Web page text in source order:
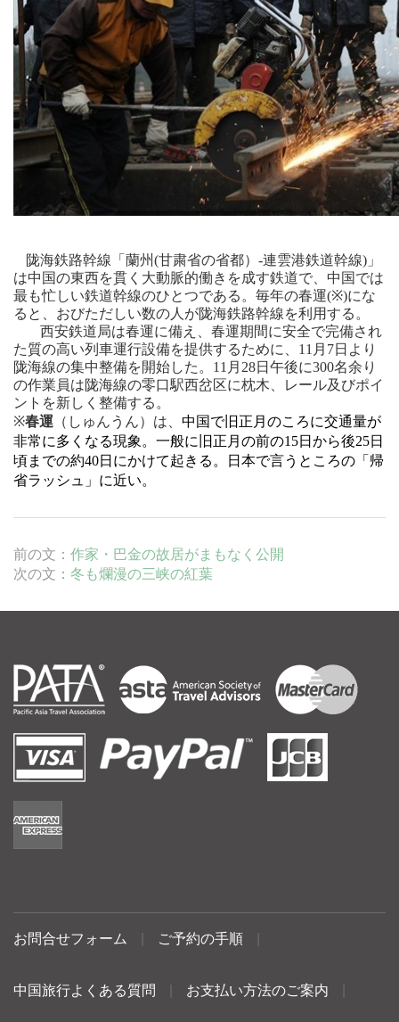
陇海鉄路幹線「 蘭州(甘粛省の省都） -連雲港鉄道幹線) 」
は中国の東西を貫く 大動脈的働きを成す鉄道で、中国では
最も忙しい鉄道幹線のひとつである。毎年の春運(※)にな
ると、おびただしい数の人が陇海鉄路幹線を利用する。
西安鉄道局は春運に備え、春運期間に安全で完備され
た質の高い列車運行設備を提供するために、 11 月 7日より
陇海線の集中整備を開始した。 11 月 28日午後に300名余り
の作業員は陇海線の零口駅西岔区に枕木、レール及びポイ
ントを新しく整備する。
※春運 （しゅんうん）は、 中国で旧正月のころに交通量が
非常に多くなる現象。一般に旧正月の前の15日から後25日
頃までの約40日にかけて起きる。日本で言うところの「 帰
省ラッシュ」に近い。
前の文： 作家・巴金の故居がまもなく公開
次の文： 冬も爛漫の三峡の紅葉
お問合せフォーム ご予約の手順
中国旅行よくある質問 お支払い方法のご案内